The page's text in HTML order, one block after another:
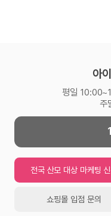
아
평일
주
전국 산모 대상 마케팅
쇼핑몰 입점 문의